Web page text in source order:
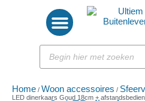
Home / Woon accessoires /
LED dinerkaars Goud 18cm +